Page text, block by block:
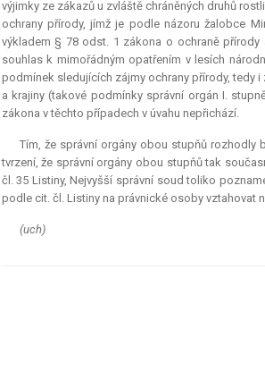
výjimky ze zákazů u zvláště chráněných druhů
ochrany přírody, jímž je podle názoru žalobce
výkladem § 78 odst. 1 zákona o ochraně přírody
souhlas k mimořádným opatřením v lesích
podmínek sledujících zájmy ochrany přírody, tedy
a krajiny (takové podmínky správní orgán I.
zákona v těchto případech v úvahu nepřichází.
Tím, že správní orgány obou stupňů rozhodly
tvrzení, že správní orgány obou stupňů tak
čl. 35 Listiny, Nejvyšší správní soud toliko
podle cit. čl. Listiny na právnické osoby vztahovat
(uch)